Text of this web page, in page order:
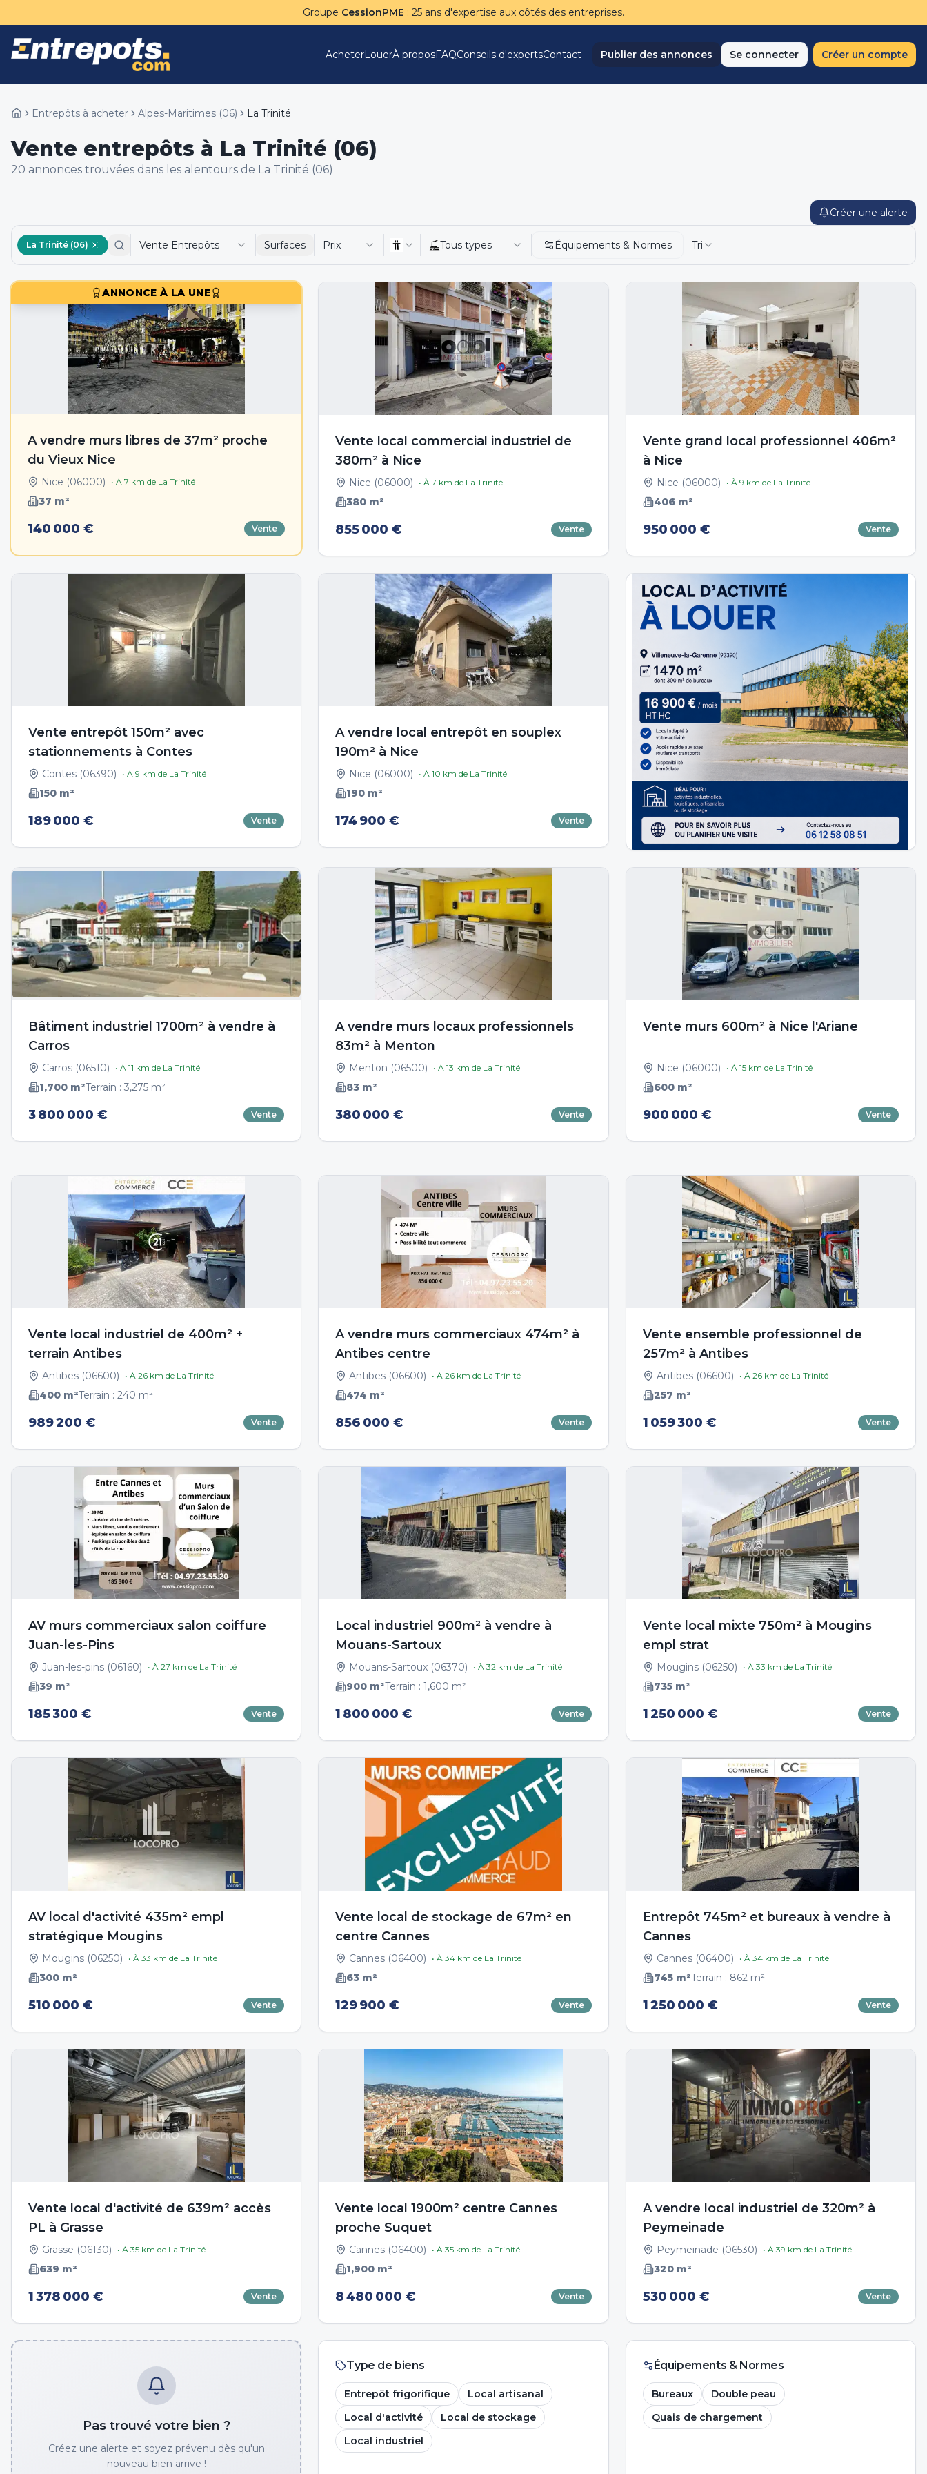
Groupe CessionPME : 25 ans d'expertise aux côtés des entreprises.
AcheterLouerÀ proposFAQConseils d'expertsContact Publier des annonces Se connecter Créer un compte
Entrepôts à acheter Alpes-Maritimes (06) La Trinité
Vente entrepôts à La Trinité (06)
20 annonces trouvées dans les alentours de La Trinité (06)
Créer une alerte
La Trinité (06) Vente Entrepôts Surfaces Prix Tous types Équipements & Normes Tri
ANNONCE À LA UNE
A vendre murs libres de 37m² proche
du Vieux Nice
Nice (06000) • À 7 km de La Trinité
37 m²
140 000 € Vente
Vente local commercial industriel de
380m² à Nice
Nice (06000) • À7 km de La Trinité
380 m²
855 000 € Vente
Vente grand local professionnel 406m²
à Nice
Nice (06000) • À 9 km de La Trinité
406m²
950 000 € Vente
Vente entrepôt 150m² avec
stationnements à Contes
Contes (06390) • À 9 km de La Trinité
150 m²
189 000 € Vente
A vendre local entrepôt en souplex
190m² à Nice
Nice (06000) • À10 km de La Trinité
190 m²
174 900 € Vente
Bâtiment industriel 1700m² à vendre à
Carros
Carros (06510) • À 11 km de La Trinité
1,700 m²Terrain : 3,275 m²
3 800 000 € Vente
A vendre murs locaux professionnels
83m² à Menton
Menton (06500) • À13 km de La Trinité
83 m²
380 000 € Vente
Vente murs 600m² à Nice l'Ariane
Nice (06000) • À 15km de La Trinité
600m²
900 000 € Vente
Vente local industriel de 400m² +
terrain Antibes
Antibes (06600) • À 26 km de La Trinité
400 m²Terrain : 240 m²
989 200 € Vente
A vendre murs commerciaux 474m² à
Antibes centre
Antibes (06600) • À26 km de La Trinité
474 m²
856 000 € Vente
Vente ensemble professionnel de
257m² à Antibes
Antibes(06600) • À 26km de La Trinité
257 m²
1 059 300 € Vente
AV murs commerciaux salon coiffure
Juan-les-Pins
Juan-les-pins (06160) • À 27 km de La Trinité
39 m²
185 300 € Vente
Local industriel 900m² à vendre à
Mouans-Sartoux
Mouans-Sartoux (06370) • À32 km de La Trinité
900 m²Terrain :1,600 m²
1 800 000 € Vente
Vente local mixte 750m² à Mougins
empl strat
Mougins(06250) • À 33 km de La Trinité
735m²
1 250 000 € Vente
AV local d'activité 435m² empl
stratégique Mougins
Mougins (06250) • À 33 km de La Trinité
300 m²
510 000 € Vente
Vente local de stockage de 67m² en
centre Cannes
Cannes (06400) • À34 km de La Trinité
63 m²
129 900 € Vente
Entrepôt 745m² et bureaux à vendre à
Cannes
Cannes(06400) • À 34km de La Trinité
745m²Terrain : 862m²
1 250 000 € Vente
Vente local d'activité de 639m² accès
PL à Grasse
Grasse (06130) • À 35 km de La Trinité
639 m²
1 378 000 € Vente
Vente local 1900m² centre Cannes
proche Suquet
Cannes (06400) • À35 km de La Trinité
1,900 m²
8 480 000 € Vente
A vendre local industriel de 320m² à
Peymeinade
Peymeinade (06530) • À 39 km de La Trinité
320m²
530 000 € Vente
Pas trouvé votre bien ?
Créez une alerte et soyez prévenu dès qu'un
nouveau bien arrive !
Type de biens
Entrepôt frigorifique
Local artisanal
Local d'activité
Local de stockage
Local industriel
Équipements & Normes
Bureaux
Double peau
Quais de chargement